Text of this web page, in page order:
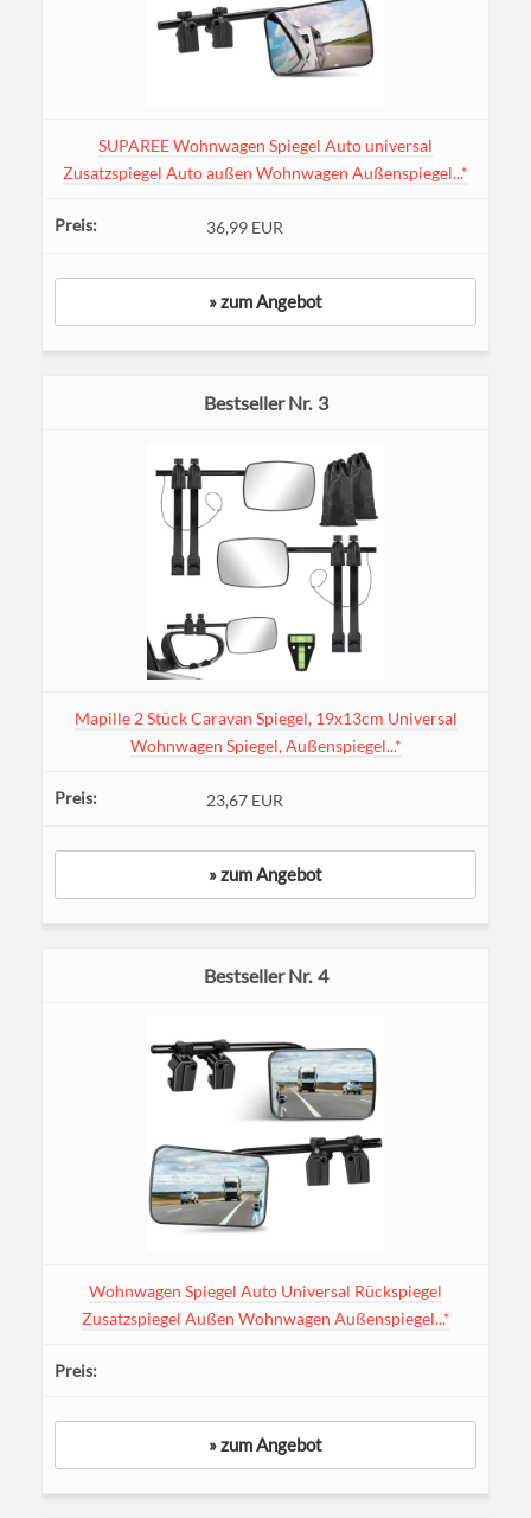
SUPAREE Wohnwagen Spiegel Auto universal
Zusatzspiegel Auto außen Wohnwagen Außenspiegel...*
36,99 EUR
» zum Angebot
3
Mapille 2 Stück Caravan Spiegel, 19x13cm Universal
Wohnwagen Spiegel, Außenspiegel...*
23,67 EUR
» zum Angebot
4
Wohnwagen Spiegel Auto Universal Rückspiegel
Zusatzspiegel Außen Wohnwagen Außenspiegel...*
» zum Angebot